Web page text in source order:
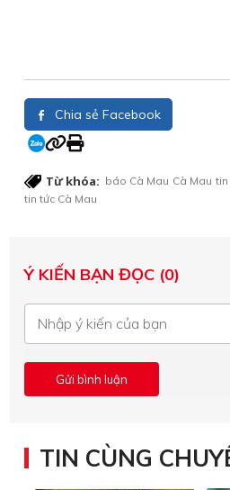
Chia sẻ Facebook
Từ khóa: báo Cà Mau Cà Mau tin
tin tức Cà Mau
Ý KIẾN BẠN ĐỌC (0)
TIN CÙNG